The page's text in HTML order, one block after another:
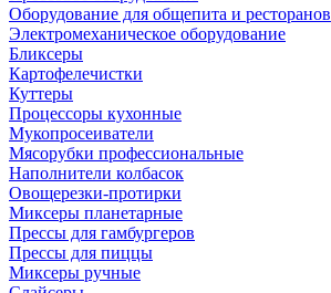
Оборудование для общепита и ресторанов
Электромеханическое оборудование
Бликсеры
Картофелечистки
Куттеры
Процессоры кухонные
Мукопросеиватели
Мясорубки профессиональные
Наполнители колбасок
Овощерезки-протирки
Миксеры планетарные
Прессы для гамбургеров
Прессы для пиццы
Миксеры ручные